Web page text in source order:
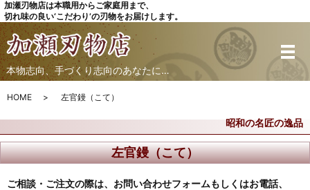
加瀬刃物店は本職用からご家庭用まで、
切れ味の良い‘こだわり’の刃物をお届けします。
本物志向、手づくり志向のあなたに…
HOME 左官鏝（こて）
昭和の名匠の逸品
左官鏝（こて）
ご相談・ご注文の際は、お問い合わせフォームもしくはお電話、